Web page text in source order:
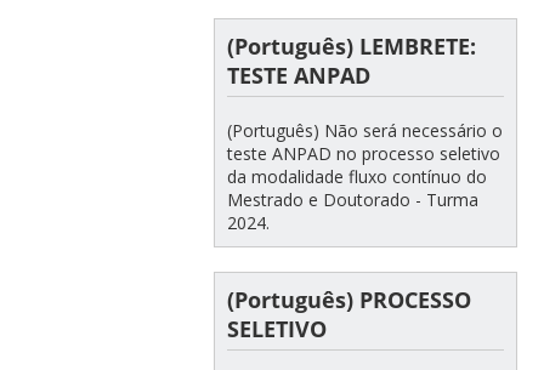
(Português) LEMBRETE:
TESTE ANPAD
(Português) Não será necessário o
teste ANPAD no processo seletivo
da modalidade fluxo contínuo do
Mestrado e Doutorado - Turma
2024.
(Português) PROCESSO
SELETIVO